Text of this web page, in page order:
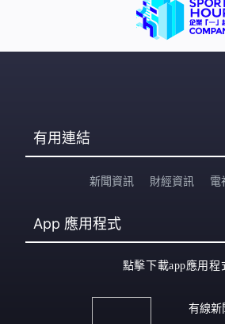
有用連結
新聞資訊 財經資訊 電
App 應用程式
點擊下載app應用程
有線新